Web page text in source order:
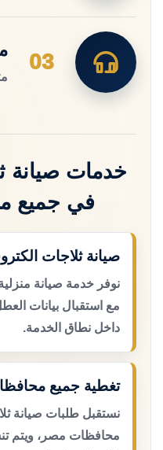
03
خدمات صيانة
في جميع
صيانة ثلاجات
نوفر خدمة صيانة
مع استقبال بيانات
داخل نطاق الخدمة.
تغطية جميع
نستقبل طلبات صيانة
محافظات مصر، ويتم